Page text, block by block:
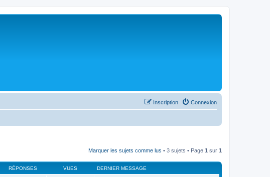
Connexion
Inscription
Marquer les sujets comme lus • 3 sujets • Page 1 sur 1
RÉPONSES VUES DERNIER MESSAGE